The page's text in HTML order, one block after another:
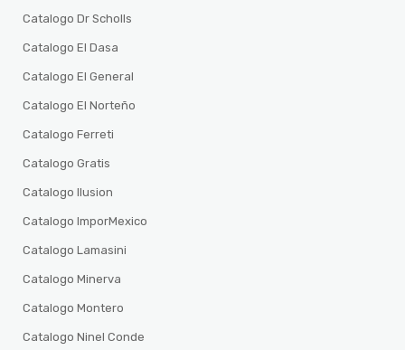
Catalogo Dr Scholls
Catalogo El Dasa
Catalogo El General
Catalogo El Norteño
Catalogo Ferreti
Catalogo Gratis
Catalogo Ilusion
Catalogo ImporMexico
Catalogo Lamasini
Catalogo Minerva
Catalogo Montero
Catalogo Ninel Conde